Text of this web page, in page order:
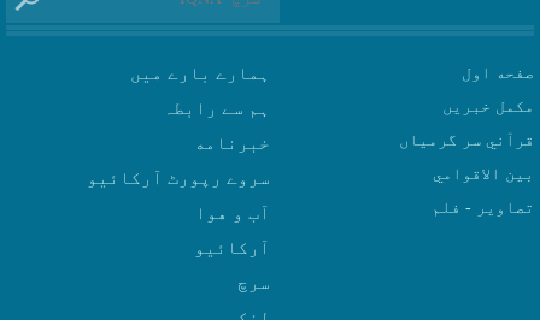
صفحه اول
مکمل خبریں
قرآني سر گرمياں
بين الاقوامي
تصاوير - فلم
ہمارے بارے میں
ہم سے رابطہ
سروے رپورٹ آرکائیو
آب و هوا
سرچ